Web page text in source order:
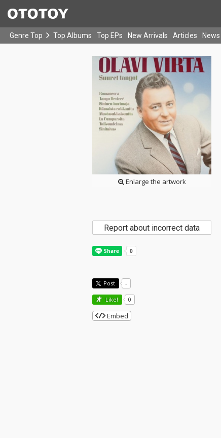
Genre Top Top Albums Top EPs New Arrivals Articles News
Enlarge the artwork
Report about incorrect data
Post -
Like! 0
Embed